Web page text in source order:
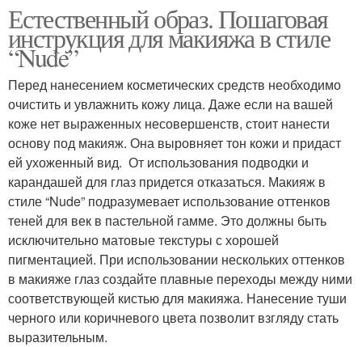
Естественный образ. Пошаговая
инструкция для макияжа в стиле
“Nude”
Перед нанесением косметических средств необходимо
очистить и увлажнить кожу лица. Даже если на вашей
коже нет выраженных несовершенств, стоит нанести
основу под макияж. Она выровняет тон кожи и придаст
ей ухоженный вид. От использования подводки и
карандашей для глаз придется отказаться. Макияж в
стиле “Nude” подразумевает использование оттенков
теней для век в пастельной гамме. Это должны быть
исключительно матовые текстуры с хорошей
пигментацией. При использовании нескольких оттенков
в макияже глаз создайте плавные переходы между ними
соответствующей кистью для макияжа. Нанесение туши
черного или коричневого цвета позволит взгляду стать
выразительным.